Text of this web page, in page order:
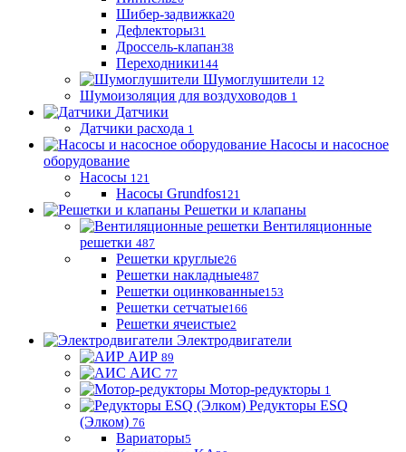
Шибер-задвижка20
Дефлекторы31
Дроссель-клапан38
Переходники144
Шумоглушители 12
Шумоизоляция для воздуховодов 1
Датчики
Датчики расхода 1
Насосы и насосное
оборудование
Насосы 121
Насосы Grundfos121
Решетки и клапаны
Вентиляционные
решетки 487
Решетки круглые26
Решетки накладные487
Решетки оцинкованные153
Решетки сетчатые166
Решетки ячеистые2
Электродвигатели
АИР 89
АИС 77
Мотор-редукторы 1
Редукторы ESQ
(Элком) 76
Вариаторы5